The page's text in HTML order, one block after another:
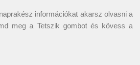
információkat akarsz olvasni a
meg a Tetszik gombot és kövess a